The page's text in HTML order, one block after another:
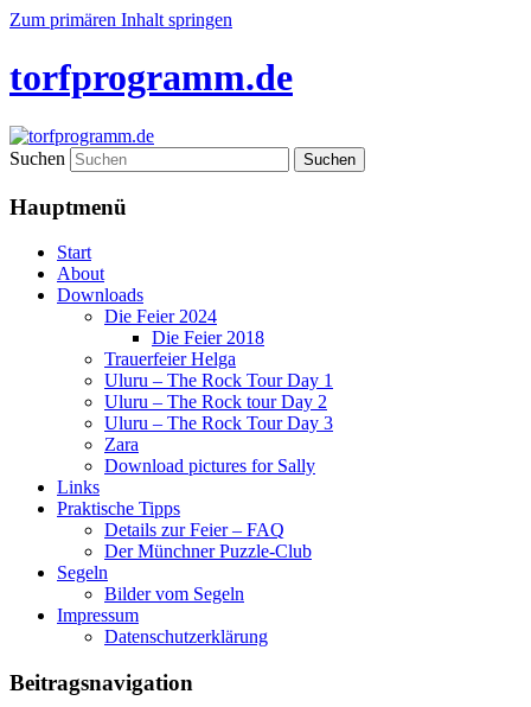
Zum primären Inhalt springen
torfprogramm.de
Suchen
Hauptmenü
Start
About
Downloads
Die Feier 2024
Die Feier 2018
Trauerfeier Helga
Uluru – The Rock Tour Day 1
Uluru – The Rock tour Day 2
Uluru – The Rock Tour Day 3
Zara
Download pictures for Sally
Links
Praktische Tipps
Details zur Feier – FAQ
Der Münchner Puzzle-Club
Segeln
Bilder vom Segeln
Impressum
Datenschutz­erklärung
Beitragsnavigation